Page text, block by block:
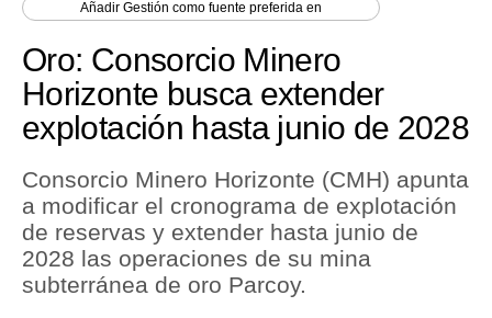
Economía
Mercados
Política
Tu Dinero
Finanzas Personales
AñadirGestión como fuente preferida en
Oro: Consorcio Minero
Horizonte busca extender
explotación hasta junio de 2028
Consorcio Minero Horizonte (CMH) apunta
a modificar el cronograma de explotación
de reservas y extender hasta junio de
2028 las operaciones de su mina
subterránea de oro Parcoy.